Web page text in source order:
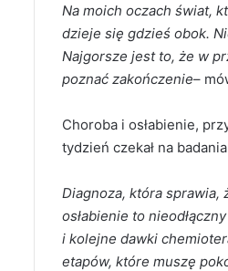
Na moich oczach świat,
dzieje się gdzieś obok.
Najgorsze jest to, że w
poznać zakończenie–
Choroba i osłabienie,
tydzień czekał na
Diagnoza, która sprawia,
osłabienie to
i kolejne dawki
etapów, które muszę